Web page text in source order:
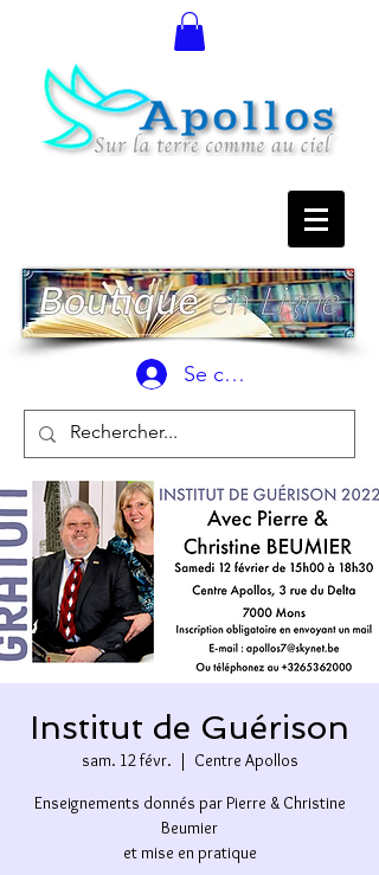
Se connecter
Institut de Guérison
sam. 12 févr.
  |
Centre Apollos
Enseignements donnés par Pierre & Christine
Beumier
et mise en pratique